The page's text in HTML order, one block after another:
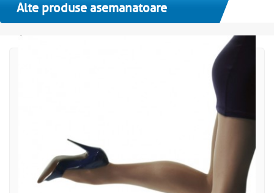
Alte produse asemanatoare